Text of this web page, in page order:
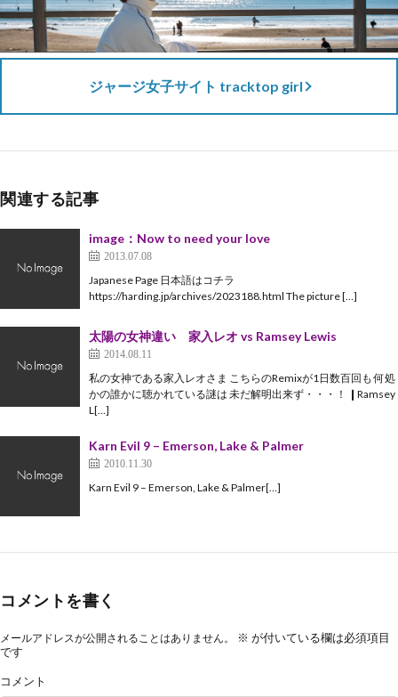
ジャージ女子サイト tracktop girl
関連する記事
image：Now to need your love
2013.07.08
Japanese Page 日本語はコチラ
https://harding.jp/archives/2023188.html The picture […]
太陽の女神違い 家入レオ vs Ramsey Lewis
2014.08.11
私の女神である家入レオさま こちらのRemixが1日数百回も 何処
かの誰かに聴かれている謎は 未だ解明出来ず・・・！ ❙Ramsey
L[…]
Karn Evil 9 – Emerson, Lake & Palmer
2010.11.30
Karn Evil 9 – Emerson, Lake & Palmer[…]
コメントを書く
メールアドレスが公開されることはありません。 ※ が付いている欄は必須項目
です
コメント